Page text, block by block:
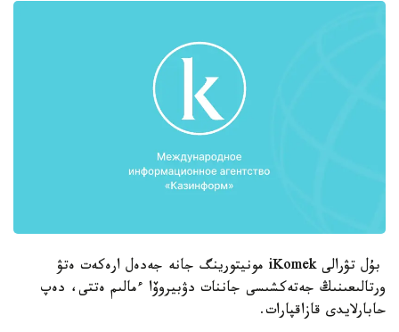
بۇل تۋرالى iKomek مونيتورينگ جانە جەدەل ارەكەت ەتۋ
ورتالىعىنىڭ جەتەكشىسى جاننات دۋبيروۆا ءمالىم ەتتى، دەپ
حابارلايدى قازاقپارات.